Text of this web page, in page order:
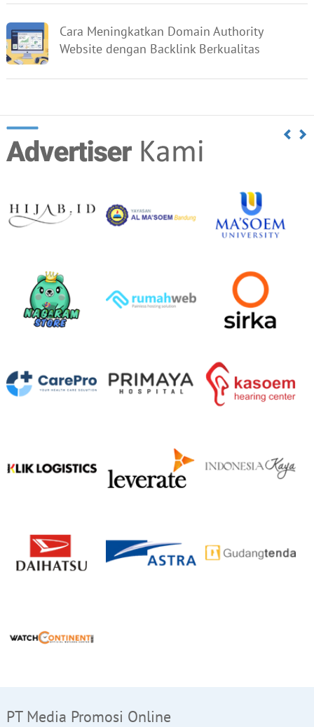
Cara Meningkatkan Domain Authority
Website dengan Backlink Berkualitas
PT Media Promosi Online